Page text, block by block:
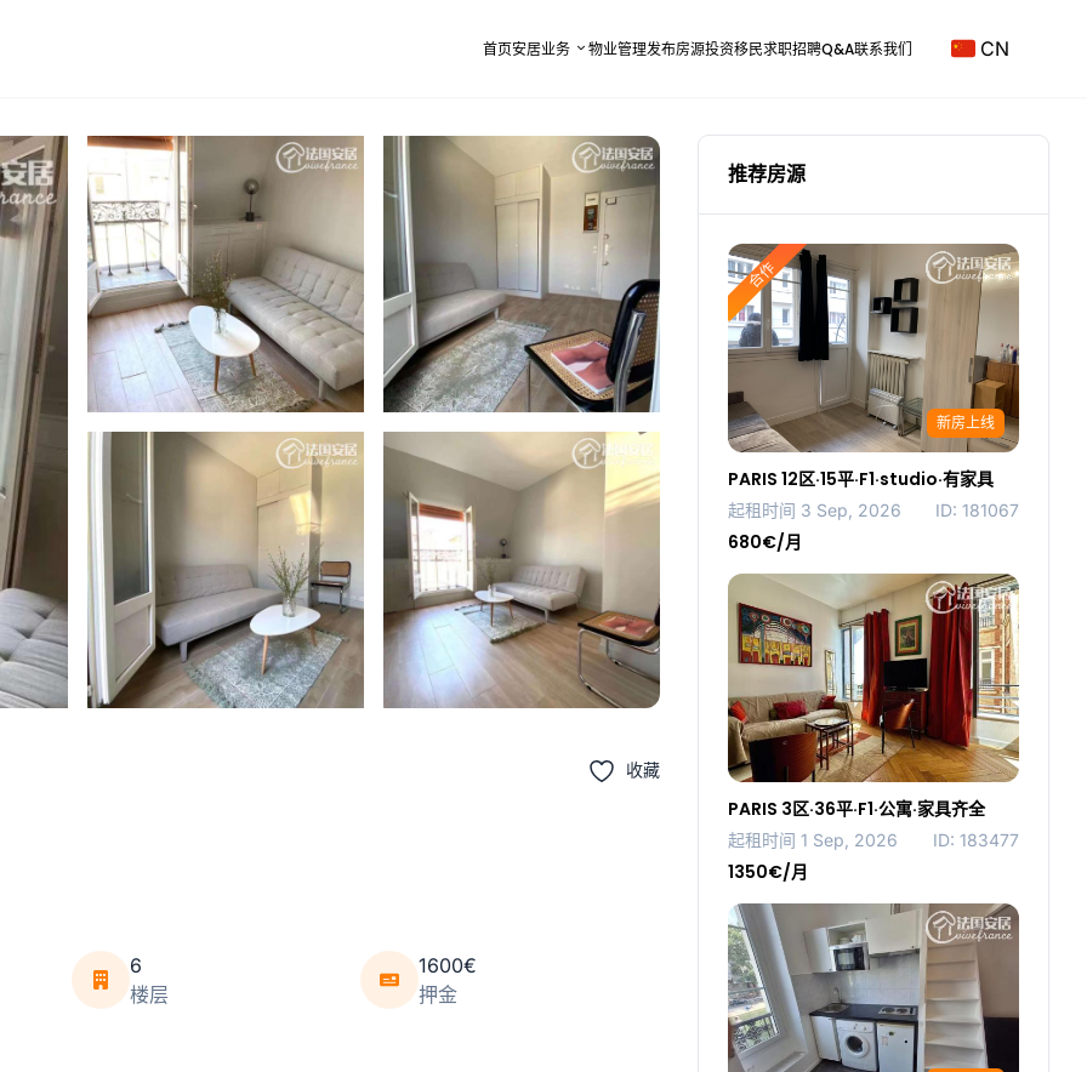
首页安居业务 物业管理发布房源投资移民求职招聘Q&A联系我们 CN
收藏
6
楼层
1600€
押金
推荐房源
合作
新房上线
PARIS 12区·15平·F1·studio·有家具
起租时间 3 Sep, 2026 ID: 181067
680€/月
PARIS 3区·36平·F1·公寓·家具齐全
起租时间 1 Sep, 2026 ID: 183477
1350€/月